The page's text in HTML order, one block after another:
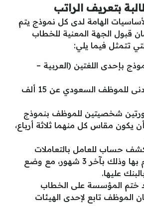
بتعريف الراتب
الهامة لدى كل نموذج يتم
قبول الجهة المعنية للخطاب
تتمثل فيما يلي:
بإحدى اللغتين (العربية –
ألا يقل الحد الأدنى للموظف السعودي عن 15 ألف
شخصيتين للموظف بنموذج
يكون مقاس كل منهما ثلاثة أرباع،
حساب للعامل بالتعاملات
البنكية التي قام بها وذلك بآخر 3 شهور، مع وضع
عليها.
ختم المؤسسة على الخطاب
الموظف تابع لإحدى الهيئات